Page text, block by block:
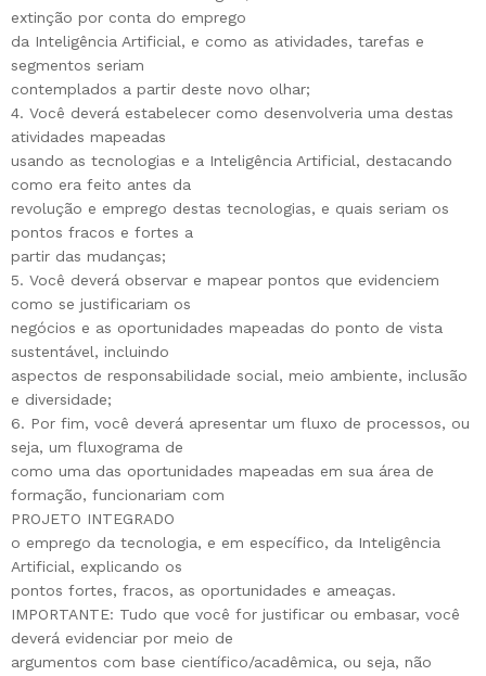
extinção por conta do emprego
da Inteligência Artificial, e como as atividades, tarefas e
segmentos seriam
contemplados a partir deste novo olhar;
4. Você deverá estabelecer como desenvolveria uma destas
atividades mapeadas
usando as tecnologias e a Inteligência Artificial, destacando
como era feito antes da
revolução e emprego destas tecnologias, e quais seriam os
pontos fracos e fortes a
partir das mudanças;
5. Você deverá observar e mapear pontos que evidenciem
como se justificariam os
negócios e as oportunidades mapeadas do ponto de vista
sustentável, incluindo
aspectos de responsabilidade social, meio ambiente, inclusão
e diversidade;
6. Por fim, você deverá apresentar um fluxo de processos, ou
seja, um fluxograma de
como uma das oportunidades mapeadas em sua área de
formação, funcionariam com
PROJETO INTEGRADO
o emprego da tecnologia, e em específico, da Inteligência
Artificial, explicando os
pontos fortes, fracos, as oportunidades e ameaças.
IMPORTANTE: Tudo que você for justificar ou embasar, você
deverá evidenciar por meio de
argumentos com base científico/acadêmica, ou seja, não